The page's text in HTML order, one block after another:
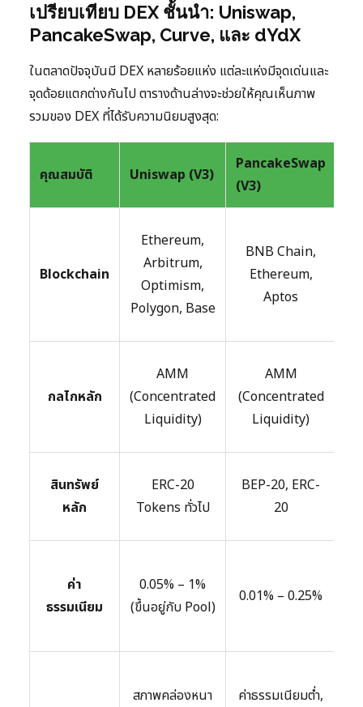
เปรียบเทียบ DEX ชั้นนำ: Uniswap,
PancakeSwap, Curve, และ dYdX
ในตลาดปัจจุบันมี DEX หลายร้อยแห่ง แต่ละแห่งมีจุดเด่นและ
จุดด้อยแตกต่างกันไป ตารางด้านล่างจะช่วยให้คุณเห็นภาพ
รวมของ DEX ที่ได้รับความนิยมสูงสุด:
คุณสมบัติ Uniswap (V3)
PancakeSwap
(V3)
Blockchain
Ethereum,
Arbitrum,
Optimism,
Polygon, Base
BNB Chain,
Ethereum,
Aptos
กลไกหลัก
AMM
(Concentrated
Liquidity)
AMM
(Concentrated
Liquidity)
สินทรัพย์
หลัก
ERC-20
Tokens ทั่วไป
BEP-20, ERC-
20
ค่า
ธรรมเนียม
0.05% – 1%
(ขึ้นอยู่กับ Pool)
0.01% – 0.25%
สภาพคล่องหนา
ค่าธรรมเนียมต่ำ,